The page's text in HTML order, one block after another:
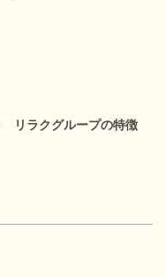
リラクグループの特徴